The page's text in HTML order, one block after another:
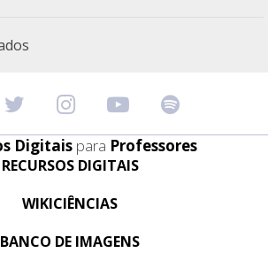
Digitais para Professores
RECURSOS DIGITAIS
WIKICIÊNCIAS
BANCO DE IMAGENS